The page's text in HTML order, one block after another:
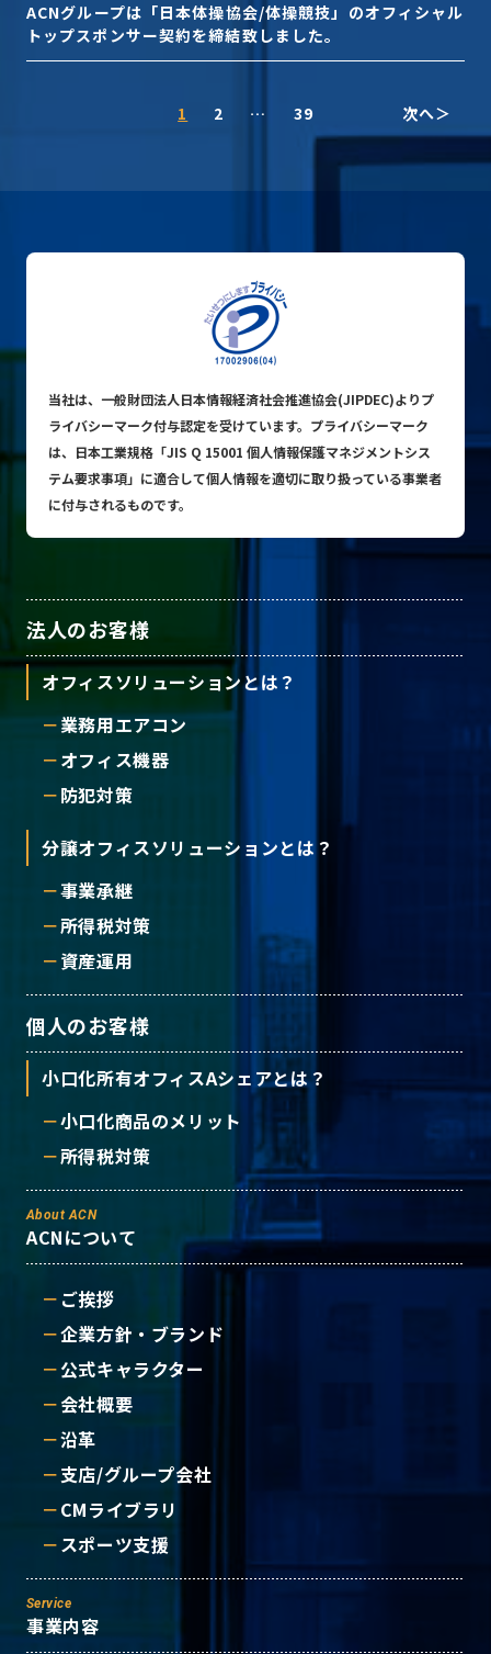
ACNグループは「日本体操協会/体操競技」のオフィシャル
トップスポンサー契約を締結致しました。
1 2 … 39 次へ
当社は、一般財団法人日本情報経済社会推進協会(JIPDEC)よりプ
ライバシーマーク付与認定を受けています。プライバシーマーク
は、日本工業規格「JIS Q 15001 個人情報保護マネジメントシス
テム要求事項」に適合して個人情報を適切に取り扱っている事業者
に付与されるものです。
法人のお客様
オフィスソリューションとは？
業務用エアコン
オフィス機器
防犯対策
分譲オフィスソリューションとは？
事業承継
所得税対策
資産運用
個人のお客様
小口化所有オフィスAシェアとは？
小口化商品のメリット
所得税対策
About ACN
ACNについて
ご挨拶
企業方針・ブランド
公式キャラクター
会社概要
沿革
支店/グループ会社
CMライブラリ
スポーツ支援
Service
事業内容